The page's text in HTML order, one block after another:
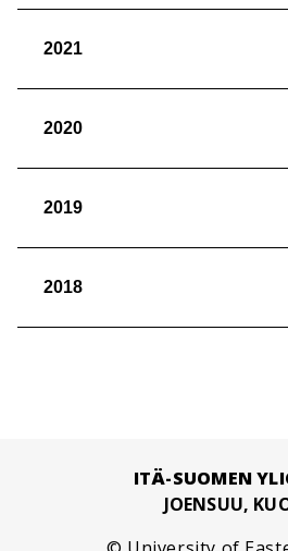
2021
2020
2019
2018
ITÄ-SUOMEN
JOENSUU,